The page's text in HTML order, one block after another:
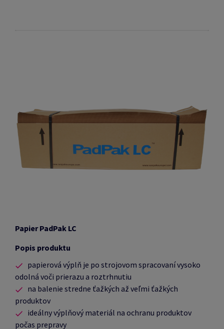
Papier PadPak LC
Popis produktu
papierová výplň je po strojovom spracovaní vysoko
odolná voči prierazu a roztrhnutiu
na balenie stredne ťažkých až veľmi ťažkých
produktov
ideálny výplňový materiál na ochranu produktov
počas prepravy